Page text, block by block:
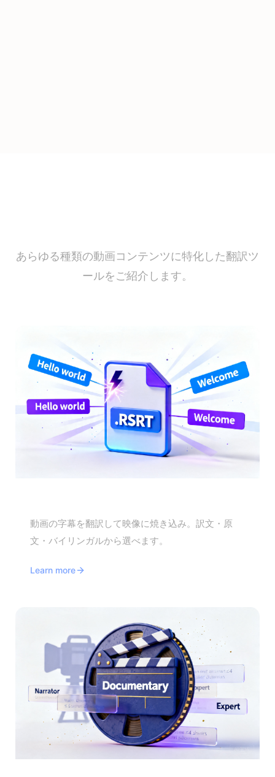
あらゆる種類の動画コンテンツに特化した翻訳ツ
ールをご紹介します。
動画の字幕を翻訳して映像に焼き込み。訳文・原
文・バイリンガルから選べます。
Learn more